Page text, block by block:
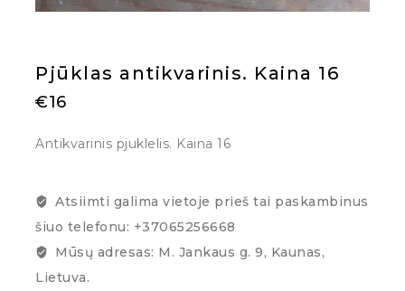
Pjūklas antikvarinis. Kaina 16
€16
Antikvarinis pjuklelis. Kaina 16
Atsiimti galima vietoje prieš tai paskambinus
šiuo telefonu: +37065256668
Mūsų adresas: M. Jankaus g. 9, Kaunas,
Lietuva.